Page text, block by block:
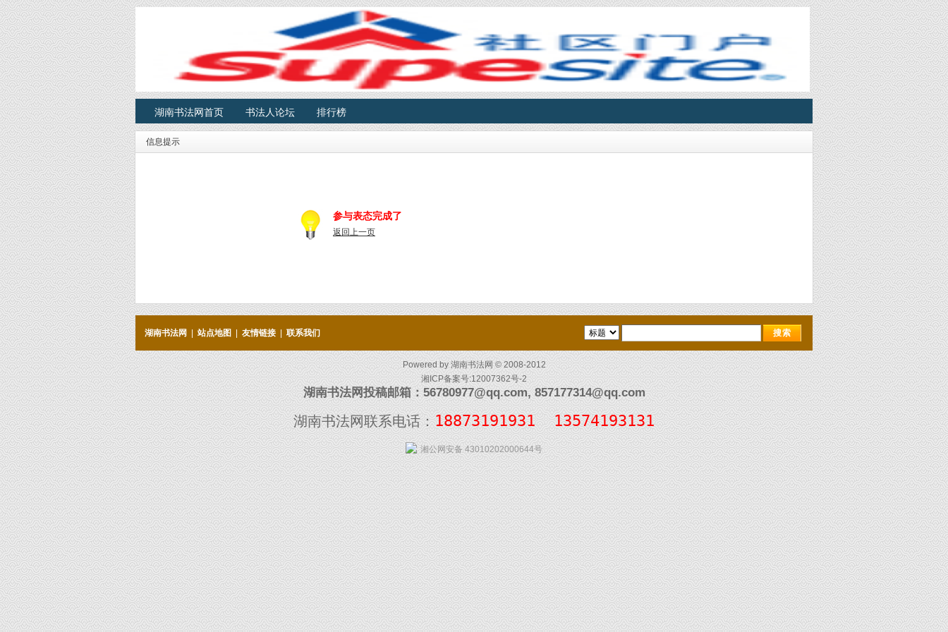
湖南书法网首页 书法人论坛 排行榜
信息提示
参与表态完成了
返回上一页
湖南书法网 站点地图 友情链接 联系我们
Powered by 湖南书法网 © 2008-2012
湘ICP备案号:12007362号-2
湖南书法网投稿邮箱：56780977@qq.com, 857177314@qq.com
湖南书法网联系电话： 18873191931  13574193131
湘公网安备 43010202000644号